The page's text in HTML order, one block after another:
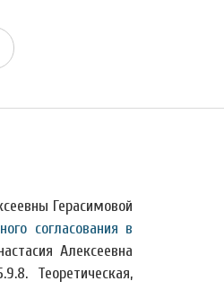
Герасимовой
согласования в
Алексеевна
Теоретическая,